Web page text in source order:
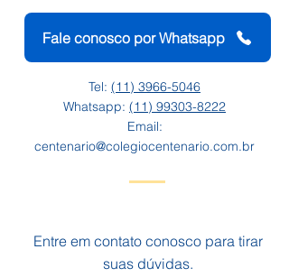
Fale conosco por Whatsapp
Tel: (11) 3966-5046
Whatsapp: (11) 99303-8222
Email:
centenario@colegiocentenario.com.br
Entre em contato conosco para tirar
suas dúvidas.